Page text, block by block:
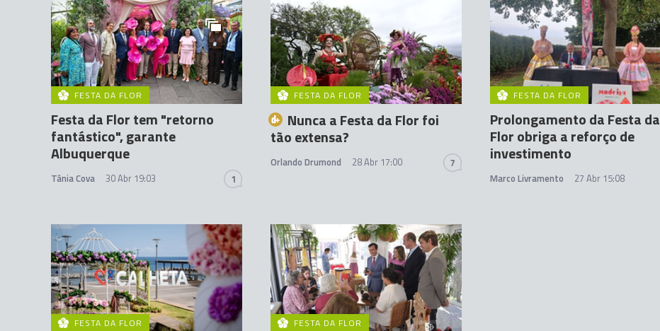
FESTA DA FLOR
Festa da Flor tem "retorno
fantástico", garante
Albuquerque
Tânia Cova 30 Abr 19:03 1
FESTA DA FLOR
Nunca a Festa da Flor foi
tão extensa?
Orlando Drumond 28 Abr 17:00 7
FESTA DA FLOR
Prolongamento da Festa da
Flor obriga a reforço de
investimento
Marco Livramento 27 Abr 15:08
FESTA DA FLOR FESTA DA FLOR